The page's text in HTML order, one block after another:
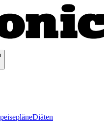
Diäten